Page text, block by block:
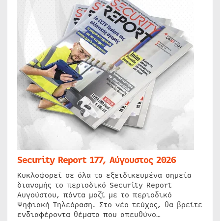
Security Report 177, Αύγουστος 2026
Κυκλοφορεί σε όλα τα εξειδικευμένα σημεία
διανομής το περιοδικό Security Report
Αυγούστου, πάντα μαζί με το περιοδικό
Ψηφιακή Τηλεόραση. Στο νέο τεύχος, θα βρείτε
ενδιαφέροντα θέματα που απευθύνο…